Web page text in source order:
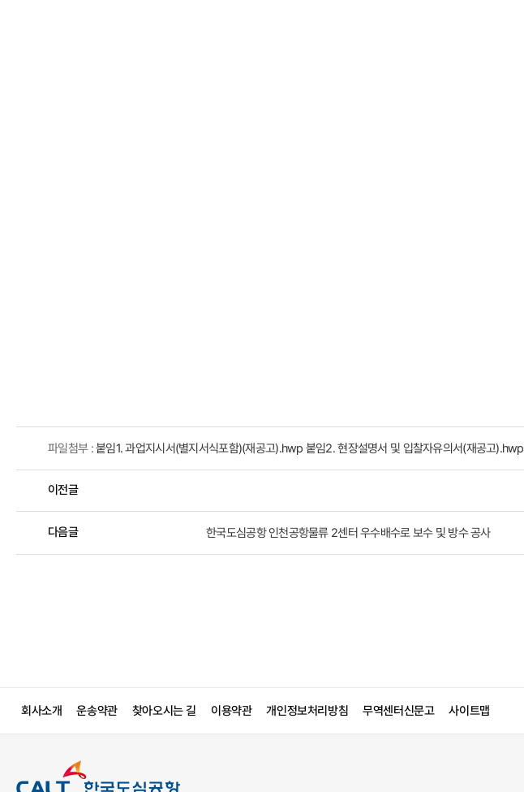
파일첨부 :붙임1. 과업지시서(별지서식포함)(재공고).hwp 붙임2. 현장설명서 및 입찰자유의서(재공고).hwp
이전글
다음글 한국도심공항 인천공항물류 2센터 우수배수로 보수 및 방수 공사
회사소개 운송약관 찾아오시는 길 이용약관 개인정보처리방침 무역센터신문고 사이트맵